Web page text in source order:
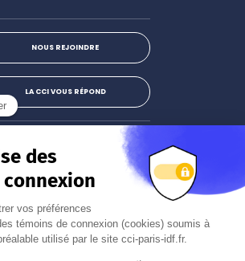
NOUS REJOINDRE
LA CCI VOUS RÉPOND
Instagram
S'abonner à la newsletter